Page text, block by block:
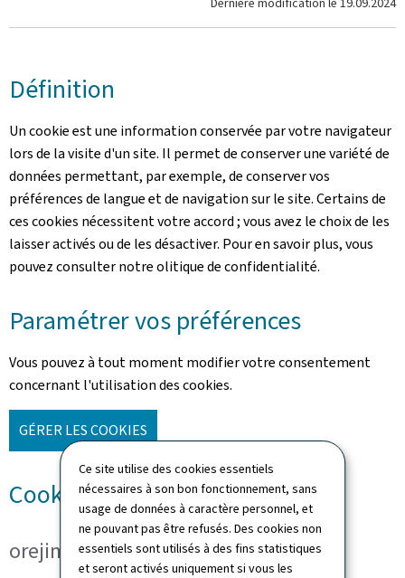
Ce site utilise des cookies essentiels
nécessaires à son bon fonctionnement, sans
usage de données à caractère personnel, et
ne pouvant pas être refusés. Des cookies non
essentiels sont utilisés à des fins statistiques
et seront activés uniquement si vous les
Définition
Un cookie est une information conservée par votre navigateur
lors de la visite d'un site. Il permet de conserver une variété de
données permettant, par exemple, de conserver vos
préférences de langue et de navigation sur le site. Certains de
ces cookies nécessitent votre accord ; vous avez le choix de les
laisser activés ou de les désactiver. Pour en savoir plus, vous
pouvez consulter notre olitique de confidentialité.
Paramétrer vos préférences
Vous pouvez à tout moment modifier votre consentement
concernant l'utilisation des cookies.
GÉRER LES COOKIES
Cookies techniques
orejime